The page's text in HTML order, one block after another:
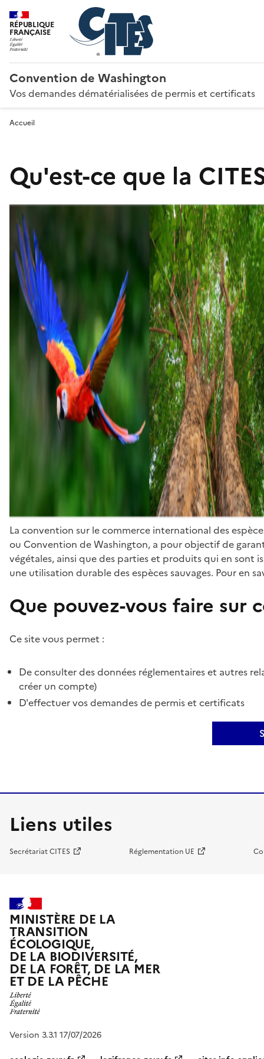
RÉPUBLIQUE
FRANÇAISE
Convention de Washington
Vos demandes dématérialisées de permis et certificats
Accueil
Qu'est-ce que la
La convention sur le commerce international des
ou Convention de Washington, a pour objectif de
végétales, ainsi que des parties et produits qui en sont
une utilisation durable des espèces sauvages. Pour en
Que pouvez-vous faire sur
Ce site vous permet :
De consulter des données réglementaires et autres
créer un compte)
D'effectuer vos demandes de permis et certificats
Liens utiles
Secrétariat CITES Réglementation UE
MINISTÈRE DE LA
TRANSITION
ÉCOLOGIQUE,
DE LA BIODIVERSITÉ,
DE LA FORÊT, DE LA MER
ET DE LA PÊCHE
Version 3.3.1 17/07/2026